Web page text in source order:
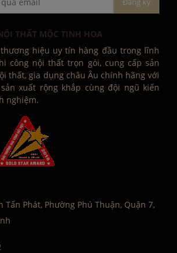
THẤT MỘC TINH HOA
hiệu uy tín hàng đầu trong lĩnh
công nội thất trọn gói, cung cấp sản
thất, gia dụng châu Âu chính hãng với
xuất rộng khắp cùng đội ngũ kiến
nghiệm.
Tấn Phát, Phường Phú Thuận, Quận 7,